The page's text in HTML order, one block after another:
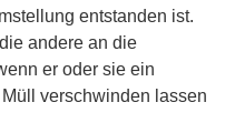
entstanden ist.
andere an die
er oder sie ein
verschwinden lassen